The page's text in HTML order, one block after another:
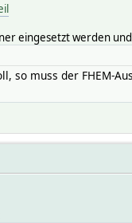
eingesetzt werden
so muss der FHEM-